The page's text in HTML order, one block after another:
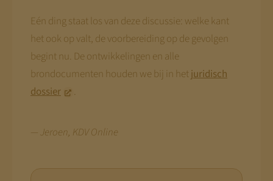
Eén ding staat los van deze discussie: welke kant
het ook op valt, de voorbereiding op de gevolgen
begint nu. De ontwikkelingen en alle
brondocumenten houden we bij in hetjuridisch
dossier
.
— Jeroen, KDV Online